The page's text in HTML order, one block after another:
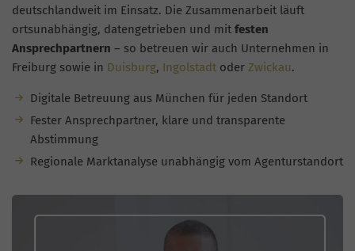
deutschlandweit im Einsatz. Die Zusammenarbeit läuft
ortsunabhängig, datengetrieben und mit festen
Ansprechpartnern – so betreuen wir auch Unternehmen in
Freiburg sowie in Duisburg, Ingolstadt oder Zwickau.
Digitale Betreuung aus München für jeden Standort
Fester Ansprechpartner, klare und transparente
Abstimmung
Regionale Marktanalyse unabhängig vom Agenturstandort